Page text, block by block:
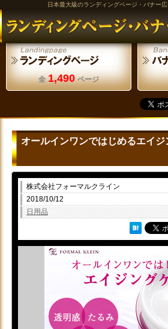
日本最大級のランディングページ・バナー
全 1,490 ページ
オールインワンではじめるエイジ
株式会社フォーマルクライン
2018/10/12
日用品